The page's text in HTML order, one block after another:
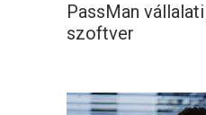
PassMan
szoftver